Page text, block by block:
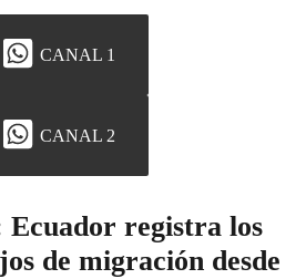
CANAL 1
CANAL 2
registra los
de migración desde